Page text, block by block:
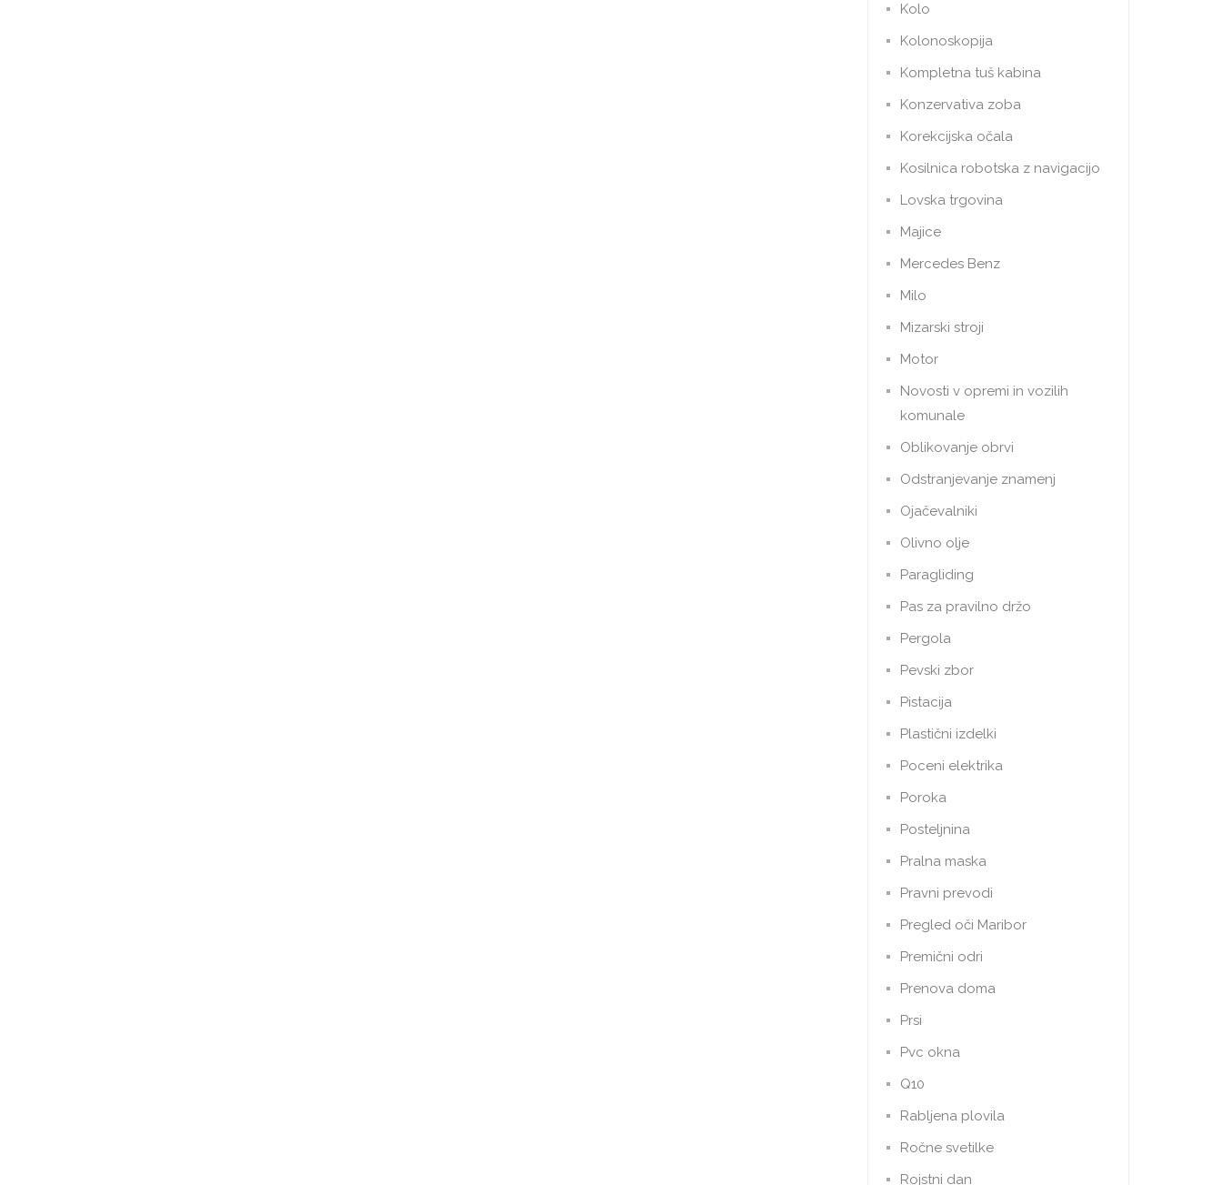
Kolo
Kolonoskopija
Kompletna tuš kabina
Konzervativa zoba
Korekcijska očala
Kosilnica robotska z navigacijo
Lovska trgovina
Majice
Mercedes Benz
Milo
Mizarski stroji
Motor
Novosti v opremi in vozilih
komunale
Oblikovanje obrvi
Odstranjevanje znamenj
Ojačevalniki
Olivno olje
Paragliding
Pas za pravilno držo
Pergola
Pevski zbor
Pistacija
Plastični izdelki
Poceni elektrika
Poroka
Posteljnina
Pralna maska
Pravni prevodi
Pregled oči Maribor
Premični odri
Prenova doma
Prsi
Pvc okna
Q10
Rabljena plovila
Ročne svetilke
Rojstni dan